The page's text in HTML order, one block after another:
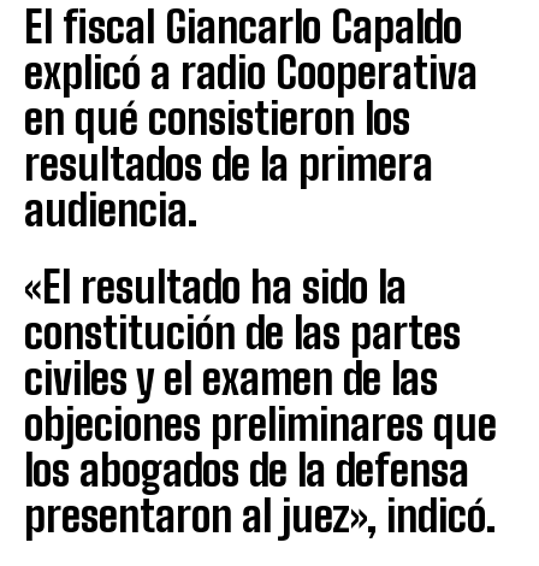
El fiscal Giancarlo Capaldo
explicó a radio Cooperativa
en qué consistieron los
resultados de la primera
audiencia.
«El resultado ha sido la
constitución de las partes
civiles y el examen de las
objeciones preliminares que
los abogados de la defensa
presentaron al juez», indicó.